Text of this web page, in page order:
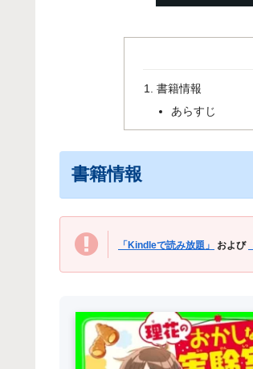
書籍情報
あらすじ
書籍情報
「Kindleで読み放題」 および